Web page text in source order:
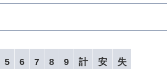
5 6 7 8 9 計 安 失